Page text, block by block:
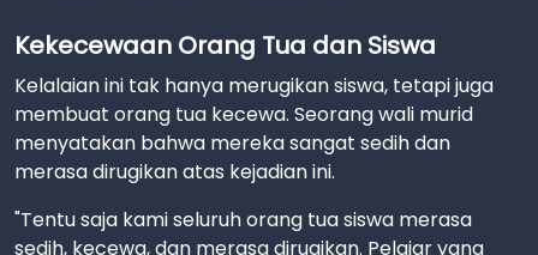
Kekecewaan Orang Tua dan Siswa
Kelalaian ini tak hanya merugikan siswa, tetapi juga
membuat orang tua kecewa. Seorang wali murid
menyatakan bahwa mereka sangat sedih dan
merasa dirugikan atas kejadian ini.
"Tentu saja kami seluruh orang tua siswa merasa
sedih, kecewa, dan merasa dirugikan. Pelajar yang